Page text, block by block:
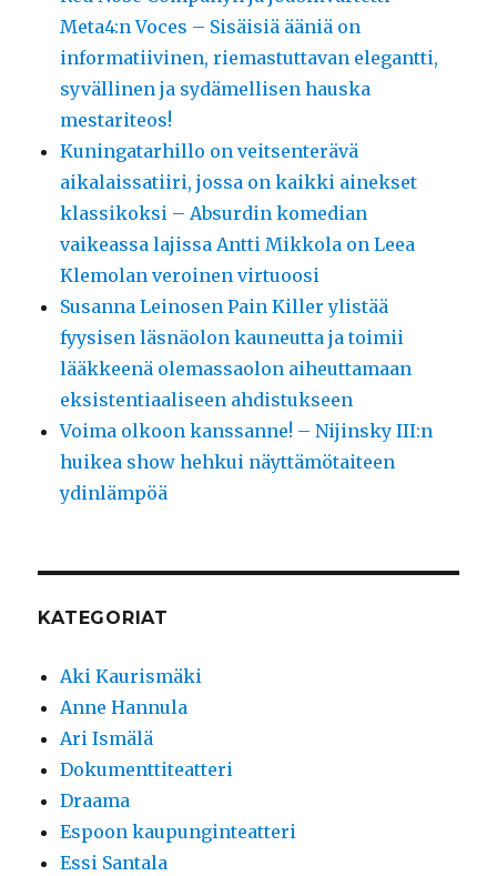
Meta4:n Voces – Sisäisiä ääniä on
informatiivinen, riemastuttavan elegantti,
syvällinen ja sydämellisen hauska
mestariteos!
Kuningatarhillo on veitsenterävä
aikalaissatiiri, jossa on kaikki ainekset
klassikoksi – Absurdin komedian
vaikeassa lajissa Antti Mikkola on Leea
Klemolan veroinen virtuoosi
Susanna Leinosen Pain Killer ylistää
fyysisen läsnäolon kauneutta ja toimii
lääkkeenä olemassaolon aiheuttamaan
eksistentiaaliseen ahdistukseen
Voima olkoon kanssanne! – Nijinsky III:n
huikea show hehkui näyttämötaiteen
ydinlämpöä
KATEGORIAT
Aki Kaurismäki
Anne Hannula
Ari Ismälä
Dokumenttiteatteri
Draama
Espoon kaupunginteatteri
Essi Santala